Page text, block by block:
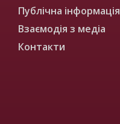
Публічна інформація
Взаємодія з медіа
Контакти